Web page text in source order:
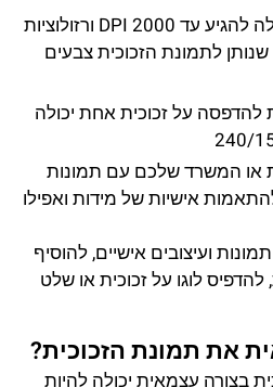
איכות ההדפסה יכולה להגיע עד 2000 DPI ורזולוציות
לתמונת הזכוכית צבעים
על זכוכית אחת יכולה
או המשרד שלכם עם תמונות
אישיות של מידות ואפילו
ועיצובים אישיים, להוסיף
לוגו על זכוכית או שלט
את תמונת הזכוכית?
בצורה עצמאית יכולה להיות